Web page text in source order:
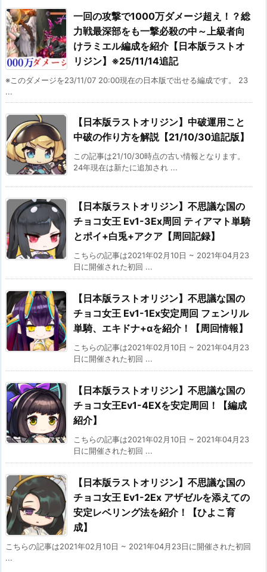
一回の攻撃で1000万ダメージ超え！？総
力戦最深部をも一撃必殺の中～上級者向
けラミエル編成を紹介【日本版ラストオ
リジン】※25/11/14追記
※このダメージを23/11/07 20:00現在の日本版で出せる編成です。 23
...
【日本版ラストオリジン】中破運用こと
中破の作り方を解説【21/10/30追記版】
この記事は21/10/30時点の古い情報となります。
24年現在は新たに追加され ...
【日本版ラストオリジン】不思議な国の
チョコ女王 Ev1-3Ex周回 ティアマト単騎
とポイ+白兎+アクア【周回記録】
こちらの記事は2021年02月10日 ~ 2021年04月23
日に開催された初回 ...
【日本版ラストオリジン】不思議な国の
チョコ女王 Ev1-1Ex安定周回 フェンリル
単騎、エキドナ+αを紹介！【周回情報】
こちらの記事は2021年02月10日 ~ 2021年04月23
日に開催された初回 ...
【日本版ラストオリジン】不思議な国の
チョコ女王Ev1-4EXを安定周回！【編成
紹介】
こちらの記事は2021年02月10日 ~ 2021年04月23
日に開催された初回 ...
【日本版ラストオリジン】不思議な国の
チョコ女王 Ev1-2Ex アザゼルを添えての
安定レベリング法を紹介！【ひよこ育
成】
こちらの記事は2021年02月10日 ~ 2021年04月23日に開催された初回
...